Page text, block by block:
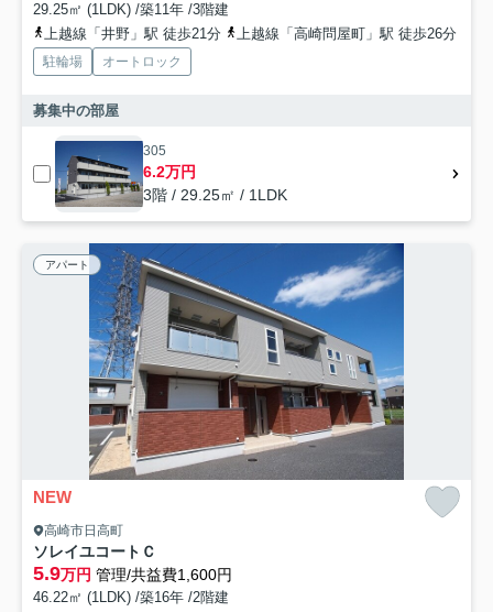
29.25㎡ (1LDK) /築11年 /3階建
上越線「井野」駅 徒歩21分
上越線「高崎問屋町」駅 徒歩26分
駐輪場 オートロック
募集中の部屋
305
6.2万円
3階 / 29.25㎡ / 1LDK
アパート
NEW
高崎市日高町
ソレイユコートＣ
5.9万円 管理/共益費1,600円
46.22㎡ (1LDK) /築16年 /2階建